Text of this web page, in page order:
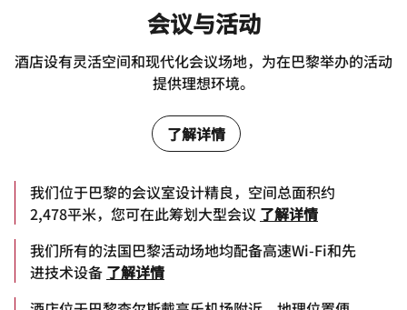
会议与活动
酒店设有灵活空间和现代化会议场地，为在巴黎举办的活动
提供理想环境。
了解详情
我们位于巴黎的会议室设计精良，空间总面积约
2,478平米，您可在此筹划大型会议 了解详情
我们所有的法国巴黎活动场地均配备高速Wi-Fi和先
进技术设备 了解详情